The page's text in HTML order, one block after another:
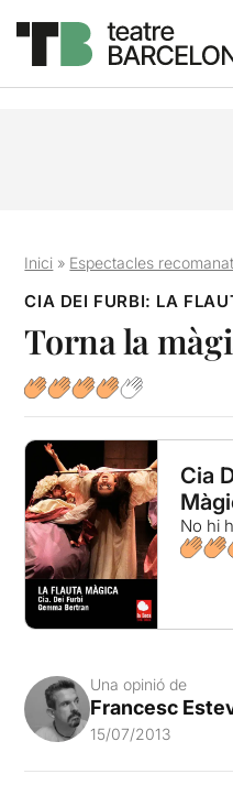
Inici » Espectacles
CIA DEI FURBI: LA
Torna la
Cia
No hi
Una opinió de
Francesc
15/07/2013